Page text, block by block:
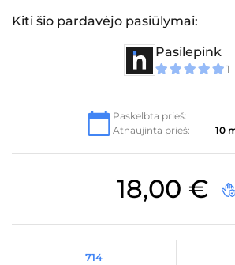
Kiti šio pardavėjo pasiūlymai:
Pasilepink
1
Paskelbta prieš:
Atnaujinta prieš:
10
18,00 €
714